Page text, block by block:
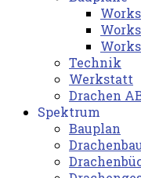
Technik
Werkstatt
Drachen
Spektrum
Bauplan